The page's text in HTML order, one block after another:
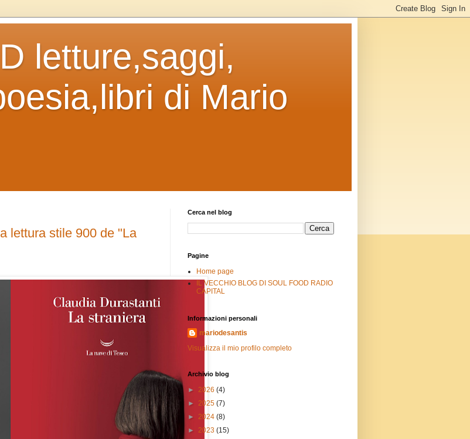
letture,saggi,
di Mario
lettura stile 900 de "La
Cerca nel blog
Pagine
Home page
IL VECCHIO BLOG DI SOUL FOOD RADIO
CAPITAL
Informazioni personali
mariodesantis
Visualizza il mio profilo completo
Archivio blog
► 2026 (4)
► 2025 (7)
► 2024 (8)
► 2023 (15)